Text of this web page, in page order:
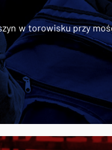
w torowisku przy